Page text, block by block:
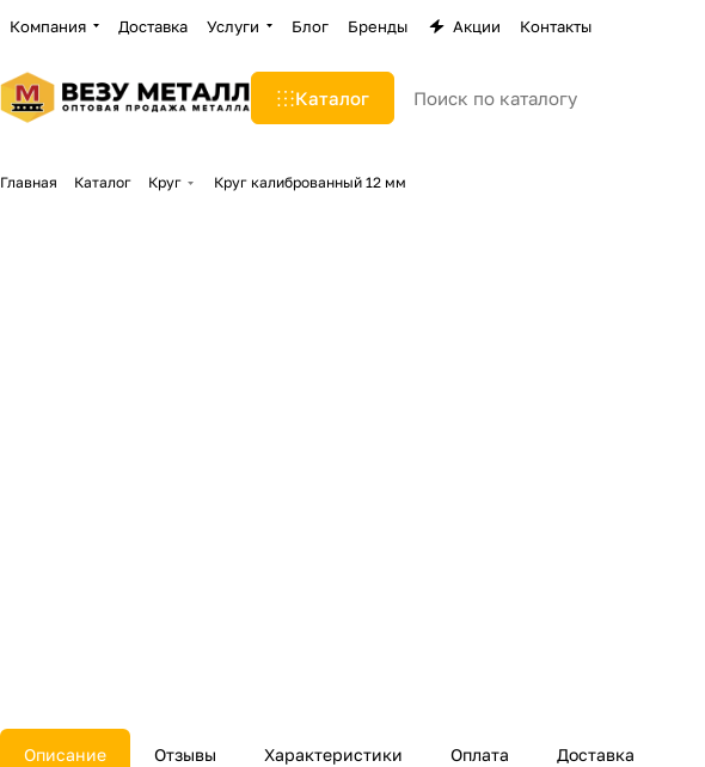
Компания Доставка Услуги Блог Бренды Акции Контакты
Каталог
Главная Каталог Круг Круг калиброванный 12 мм
Описание Отзывы Характеристики Оплата Доставка